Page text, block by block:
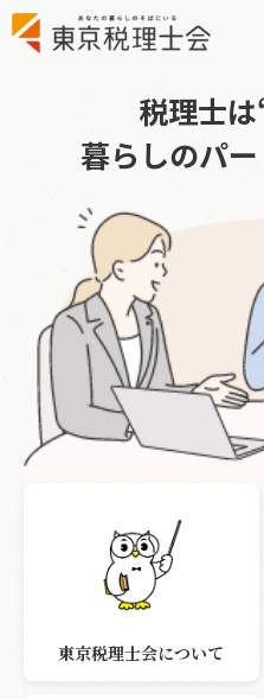
税理士
暮らしのパー
東京税理士会について